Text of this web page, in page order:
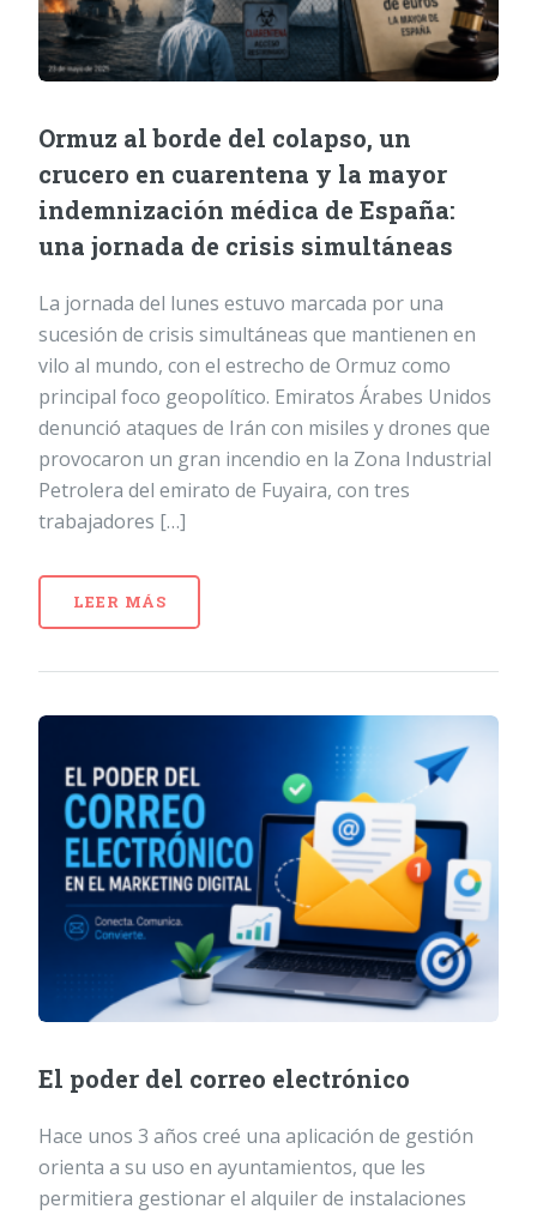
Ormuz al borde del colapso, un
crucero en cuarentena y la mayor
indemnización médica de España:
una jornada de crisis simultáneas
La jornada del lunes estuvo marcada por una
sucesión de crisis simultáneas que mantienen en
vilo al mundo, con el estrecho de Ormuz como
principal foco geopolítico. Emiratos Árabes Unidos
denunció ataques de Irán con misiles y drones que
provocaron un gran incendio en la Zona Industrial
Petrolera del emirato de Fuyaira, con tres
trabajadores […]
LEER MÁS
El poder del correo electrónico
Hace unos 3 años creé una aplicación de gestión
orienta a su uso en ayuntamientos, que les
permitiera gestionar el alquiler de instalaciones